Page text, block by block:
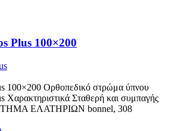
Plus 100×200
100×200 Ορθοπεδικό στρώμα ύπνου
Χαρακτηριστικά Σταθερή και συμπαγής
ΕΛΑΤΗΡΙΩΝ bonnel, 308